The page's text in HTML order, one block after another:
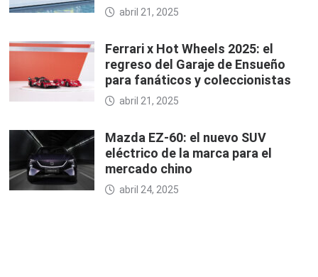
abril 21, 2025
Ferrari x Hot Wheels 2025: el
regreso del Garaje de Ensueño
para fanáticos y coleccionistas
abril 21, 2025
Mazda EZ-60: el nuevo SUV
eléctrico de la marca para el
mercado chino
abril 24, 2025